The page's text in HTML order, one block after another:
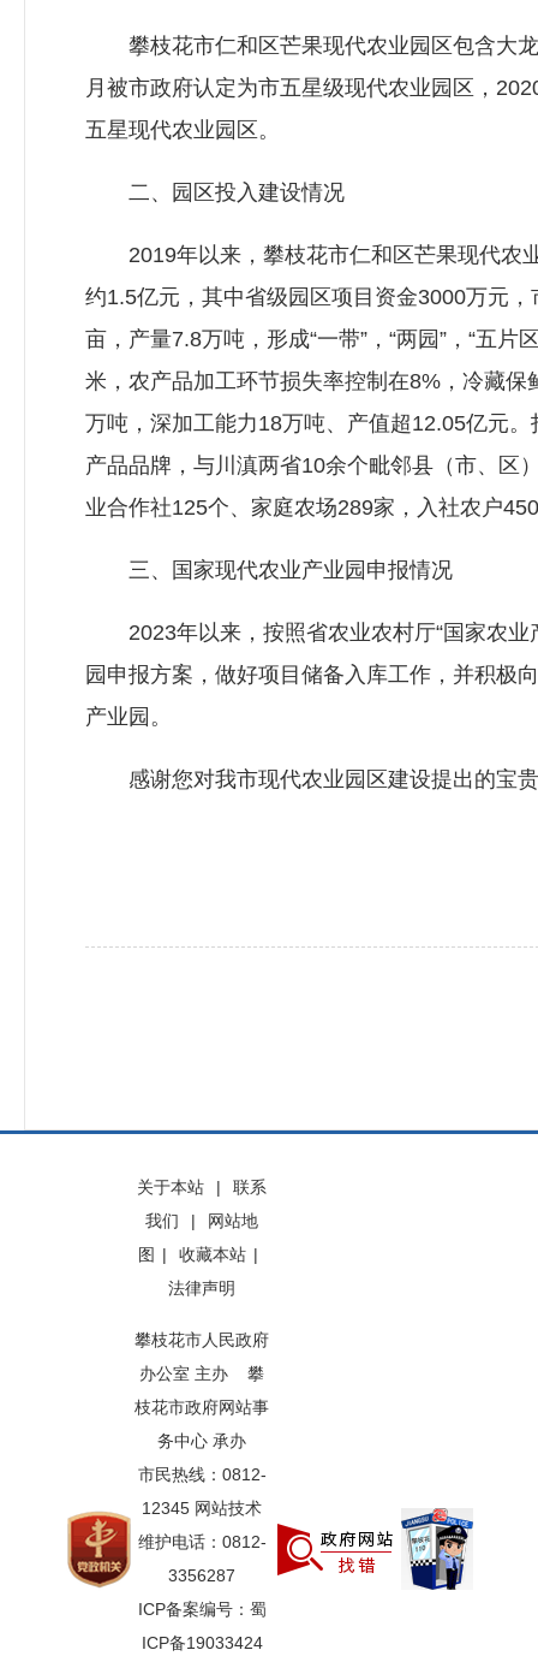
攀枝花市仁和区芒果现代农业园区包含大龙
月被市政府认定为市五星级现代农业园区，
五星现代农业园区。
二、园区投入建设情况
2019年以来，攀枝花市仁和区芒果现代农业
约1.5亿元，其中省级园区项目资金3000万元
亩，产量7.8万吨，形成“一带”，“两园”，“五
米，农产品加工环节损失率控制在8%，冷藏
万吨，深加工能力18万吨、产值超12.05亿元。
产品品牌，与川滇两省10余个毗邻县（市、区
业合作社125个、家庭农场289家，入社农户
三、国家现代农业产业园申报情况
2023年以来，按照省农业农村厅“国家农业
园申报方案，做好项目储备入库工作，并积极
产业园。
感谢您对我市现代农业园区建设提出的宝贵
关于本站 |
联系
我们
|
网站地
图 | 收藏本站 |
法律声明
攀枝花市人民政府
办公室 主办 攀
枝花市政府网站事
务中心 承办
市民热线：0812-
12345 网站技术
维护电话：0812-
3356287
ICP备案编号：蜀
ICP备19033424